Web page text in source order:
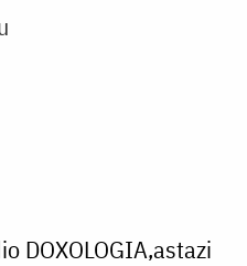
DOXOLOGIA,astazi